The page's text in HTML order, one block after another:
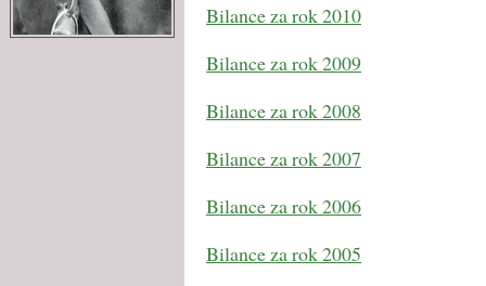
Bilance za rok 2010
Bilance za rok 2009
Bilance za rok 2008
Bilance za rok 2007
Bilance za rok 2006
Bilance za rok 2005